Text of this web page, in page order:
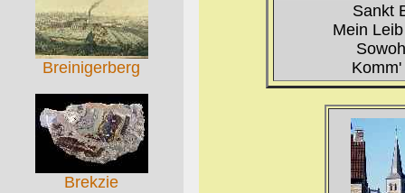
Breinigerberg
Brekzie
Sankt
Mein